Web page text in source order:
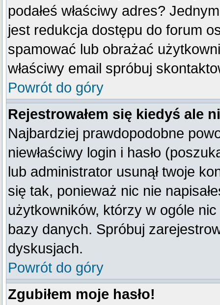
podałeś właściwy adres?
jest redukcja dostępu do forum
spamować lub obrażać
właściwy email spróbuj
Powrót do góry
Rejestrowałem się kiedyś ale
Najbardziej prawdopodobne
niewłaściwy login i hasło
lub administrator usunął twoje
się tak, ponieważ nic nie
użytkowników, którzy w ogóle
bazy danych. Spróbuj
dyskusjach.
Powrót do góry
Zgubiłem moje hasło!